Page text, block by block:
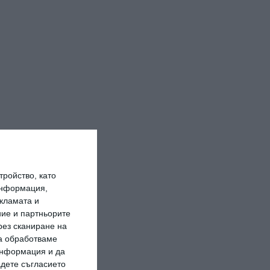
като
и
и партньорите
сканиране на
обработваме
и да
съгласието